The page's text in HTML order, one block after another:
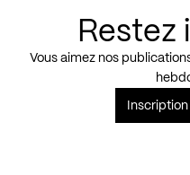
Restez
Vous aimez nos